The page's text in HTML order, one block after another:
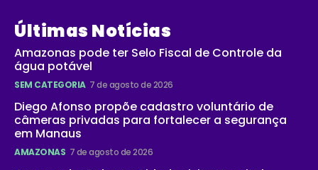
Últimas Notícias
Amazonas pode ter Selo Fiscal de Controle da
água potável
SEM CATEGORIA 7 de agosto de 2026
Diego Afonso propõe cadastro voluntário de
câmeras privadas para fortalecer a segurança
em Manaus
AMAZONAS 7 de agosto de 2026